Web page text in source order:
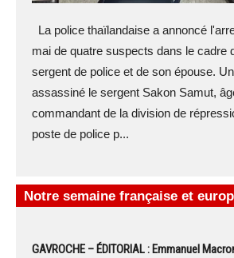
La police thaïlandaise a annoncé
mai de quatre suspects dans le cadre
sergent de police et de son épouse.
assassiné le sergent Sakon Samut,
commandant de la division de
poste de police p...
Notre semaine française et
GAVROCHE – ÉDITORIAL : Emmanuel